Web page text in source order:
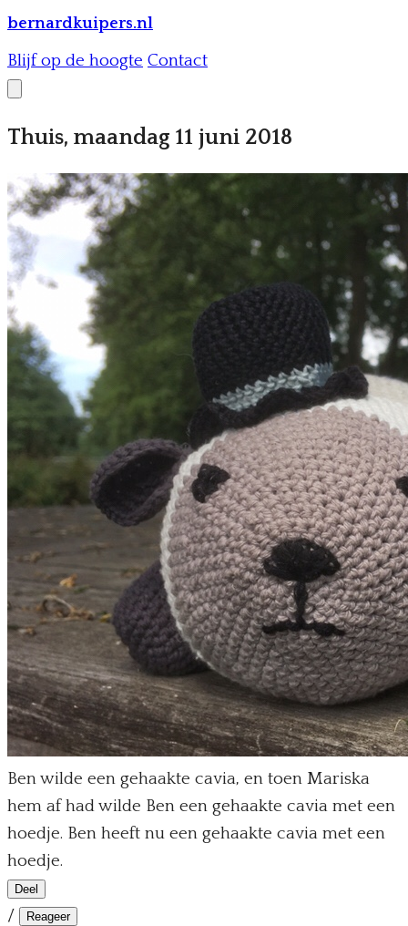
bernardkuipers.nl
Blijf op de hoogte Contact
Thuis, maandag 11 juni 2018
Ben wilde een gehaakte cavia, en toen Mariska
hem af had wilde Ben een gehaakte cavia met een
hoedje. Ben heeft nu een gehaakte cavia met een
hoedje.
Deel
/ Reageer